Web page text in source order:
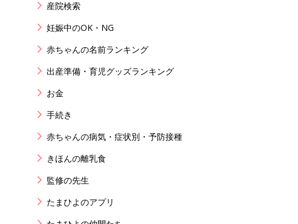
産院検索
妊娠中のOK・NG
赤ちゃんの名前ランキング
出産準備・育児グッズランキング
お金
手続き
赤ちゃんの病気・症状別・予防接種
きほんの離乳食
監修の先生
たまひよのアプリ